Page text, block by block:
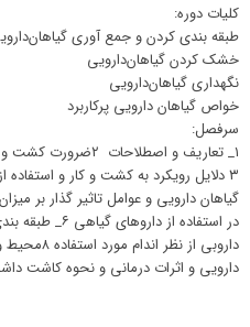
کلیات دوره:
طبقه بندی کردن و جمع آوری
خشک کردن گیاهان‌دارویی
نگهداری گیاهان‌دارویی
خواص گیاهان دارویی پرکاربرد
سرفصل:
۱_ تعاریف و
دارویی و اثرات درمانی و نحوه کاشت